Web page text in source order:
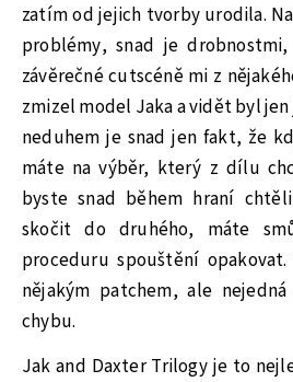
zatím od jejich tvorby urodila.
problémy, snad je
závěrečné cutscéně mi z
zmizel model Jaka a vidět byl
neduhem je snad jen fakt, že
máte na výběr, který z dílu
byste snad během hraní
skočit do druhého, máte
proceduru spouštění
nějakým patchem, ale
chybu.
Jak and Daxter Trilogy je to